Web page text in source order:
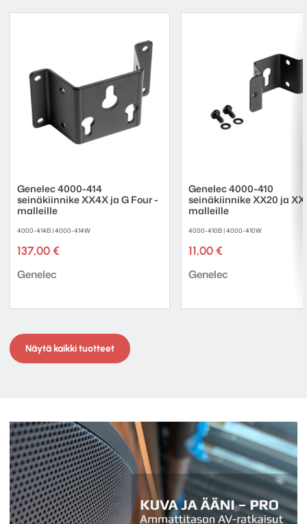
Genelec 4000-414
seinäkiinnike XX4X ja G Four -
malleille
4000-414B | 4000-414W
137,00 €
Tuotemerkki:
Genelec
Genelec 4000-410
seinäkiinnike XX20 ja
malleille
4000-410B | 4000-410W
11,00 €
Tuotemerkki:
Genelec
Näytä kaikki tuotteet